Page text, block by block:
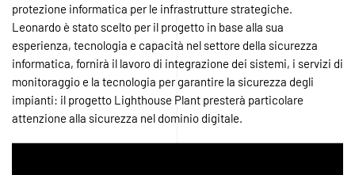
protezione informatica per le infrastrutture strategiche.
Leonardo è stato scelto per il progetto in base alla sua
esperienza, tecnologia e capacità nel settore della sicurezza
informatica, fornirà il lavoro di integrazione dei sistemi, i servizi di
monitoraggio e la tecnologia per garantire la sicurezza degli
impianti: il progetto Lighthouse Plant presterà particolare
attenzione alla sicurezza nel dominio digitale.